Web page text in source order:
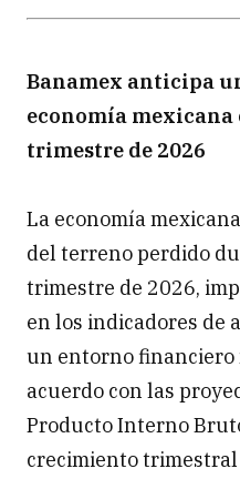
Banamex anticipa
economía mexicana
trimestre de 2026
La economía
del terreno perdido
trimestre de 2026,
en los indicadores de
un entorno financiero
acuerdo con las
Producto Interno
crecimiento trimestral